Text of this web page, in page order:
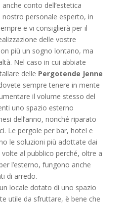
conto dell’estetica
nostro personale esperto, in
e vi consiglierà per il
delle vostre
più un sogno lontano, ma
Nel caso in cui abbiate
delle Pergotende Jenne
sempre tenere in mente
il volume stesso del
uno spazio esterno
dell’anno, nonché riparato
Le pergole per bar, hotel e
le soluzioni più adottate dai
al pubblico perché, oltre a
l’esterno, fungono anche
di arredo.
locale dotato di uno spazio
utile da sfruttare, è bene che